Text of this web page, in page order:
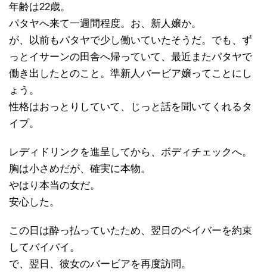
年齢は22歳。
パタヤへ来て一週間程度。お、新人嬢か。
が、以前もパタヤで少し働いていたそうだ。でも、ず
っとイサーンの田舎へ帰っていて、最近またパタヤで
働き出したとのこと。準新人バービア嬢ってことにし
ょう。
性格はおっとりしていて、じっと話を聞いてくれるタ
イプ。
レディドリンクを進呈してから、ボディチェックへ。
胸は小さめだが、確実に本物。
やはり本当の女だ。
安心した。
この日は酔っ払っていたため、翌日のペイバーを約束
してバイバイ。
で、翌日、彼女のバービアを再度訪問。